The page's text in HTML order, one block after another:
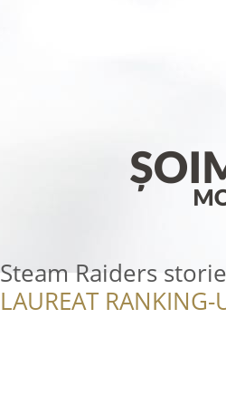
Steam Raiders
LAUREAT RANKING-